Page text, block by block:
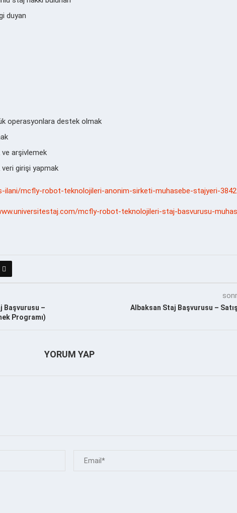
duyan
operasyonlara destek olmak
ve arşivlemek
veri girişi yapmak
ilani/mcfly-robot-teknolojileri-anonim-sirketi-muhasebe-stajyeri-
mcfly-robot-teknolojileri-staj-basvurusu-
Başvurusu –
Programı)
Albaksan Staj Başvurusu –
YORUM YAP